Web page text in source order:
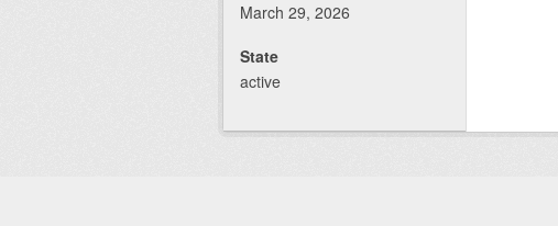
March 29, 2026
State
active